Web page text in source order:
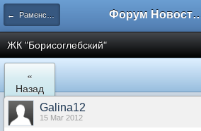
← Раменское Форум
ЖК "Борисоглебский"
«
Назад
Galina12
15 Mar 2012